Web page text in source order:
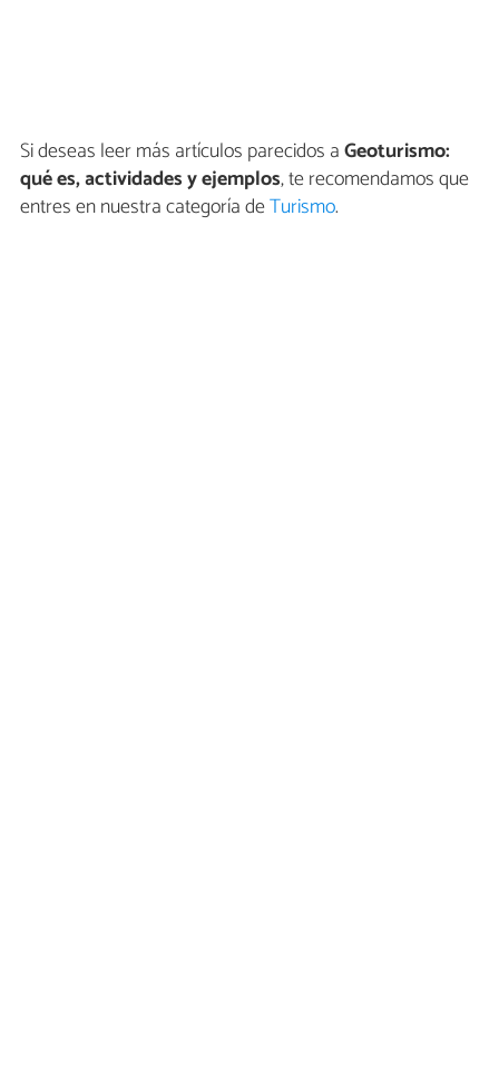
Si deseas leer más artículos parecidos aGeoturismo:
qué es, actividades y ejemplos, te recomendamos que
entres en nuestra categoría deTurismo.